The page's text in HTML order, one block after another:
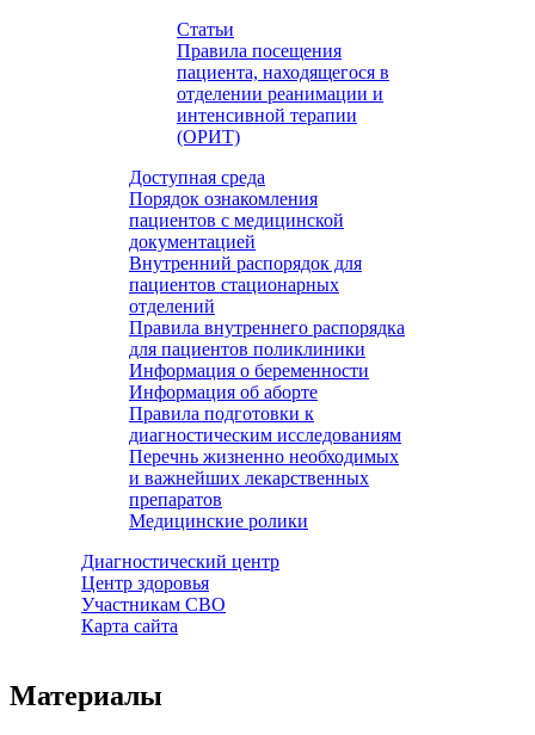
Статьи
Правила посещения
пациента, находящегося в
отделении реанимации и
интенсивной терапии
(ОРИТ)
Доступная среда
Порядок ознакомления
пациентов с медицинской
документацией
Внутренний распорядок для
пациентов стационарных
отделений
Правила внутреннего распорядка
для пациентов поликлиники
Информация о беременности
Информация об аборте
Правила подготовки к
диагностическим исследованиям
Перечнь жизненно необходимых
и важнейших лекарственных
препаратов
Медицинские ролики
Диагностический центр
Центр здоровья
Участникам СВО
Карта сайта
Материалы